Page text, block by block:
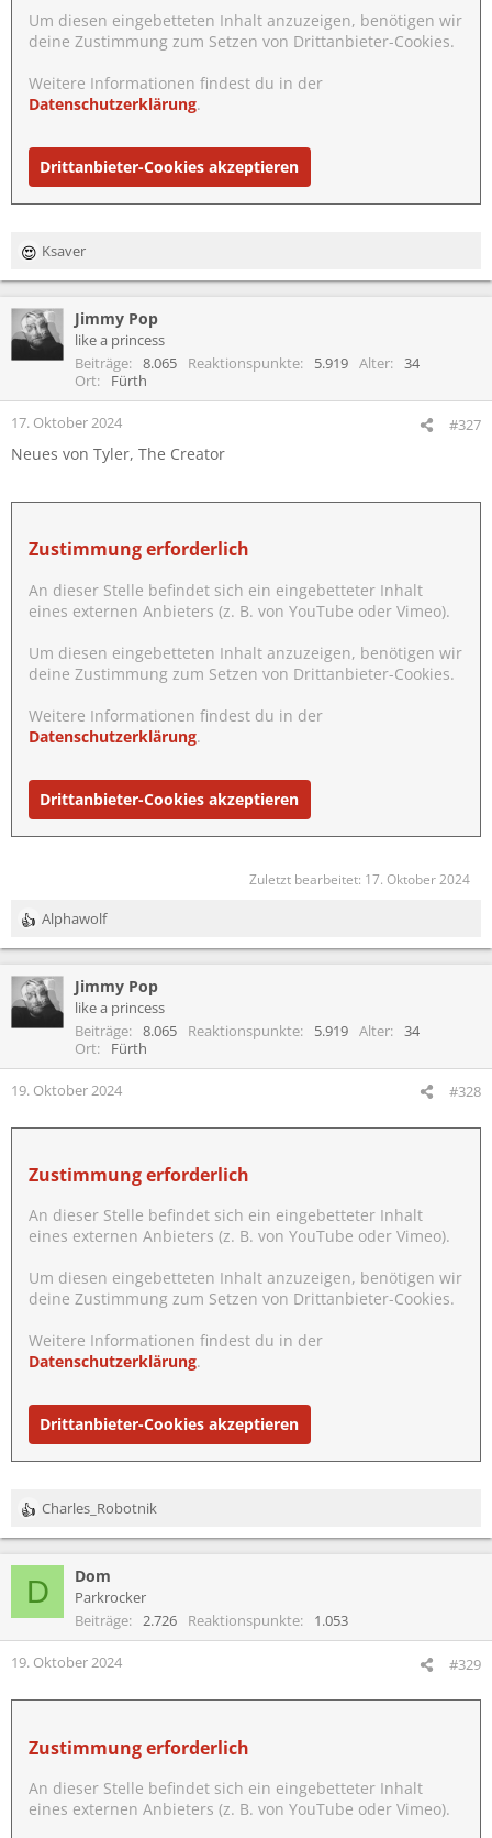
Um diesen eingebetteten Inhalt anzuzeigen, benötigen wir
deine Zustimmung zum Setzen von Drittanbieter-Cookies.
Weitere Informationen findest du in der
Datenschutzerklärung.
Drittanbieter-Cookies akzeptieren
R
e
k
t
i
n
e
:
Ksaver
Jimmy Pop
like a princess
Beiträge
8.065 Reaktionspunkte 5.919 Alter
34
Ort
Fürth
17. Oktober 2024 #327
Neues von Tyler, The Creator
Zustimmung erforderlich
An dieser Stelle befindet sich ein eingebetteter Inhalt
eines externen Anbieters (z. B. von YouTube oder Vimeo).
Um diesen eingebetteten Inhalt anzuzeigen, benötigen wir
deine Zustimmung zum Setzen von Drittanbieter-Cookies.
Weitere Informationen findest du in der
Datenschutzerklärung.
Drittanbieter-Cookies akzeptieren
Zuletzt bearbeitet: 17. Oktober 2024
R
e
k
t
i
n
e
:
Alphawolf
Jimmy Pop
like a princess
Beiträge
8.065 Reaktionspunkte 5.919 Alter
34
Ort
Fürth
19. Oktober 2024 #328
Zustimmung erforderlich
An dieser Stelle befindet sich ein eingebetteter Inhalt
eines externen Anbieters (z. B. von YouTube oder Vimeo).
Um diesen eingebetteten Inhalt anzuzeigen, benötigen wir
deine Zustimmung zum Setzen von Drittanbieter-Cookies.
Weitere Informationen findest du in der
Datenschutzerklärung.
Drittanbieter-Cookies akzeptieren
R
e
i
o
n
n
Charles_Robotnik
D Dom
Parkrocker
Beiträge
2.726 Reaktionspunkte 1.053
19. Oktober 2024 #329
Zustimmung erforderlich
An dieser Stelle befindet sich ein eingebetteter Inhalt
eines externen Anbieters (z. B. von YouTube oder Vimeo).